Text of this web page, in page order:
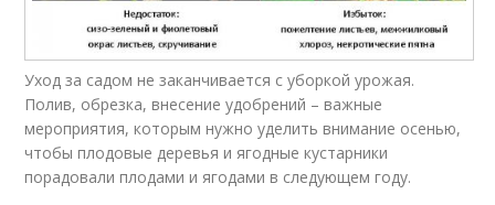
Уход за садом не заканчивается с уборкой урожая.
Полив, обрезка, внесение удобрений – важные
мероприятия, которым нужно уделить внимание осенью,
чтобы плодовые деревья и ягодные кустарники
порадовали плодами и ягодами в следующем году.